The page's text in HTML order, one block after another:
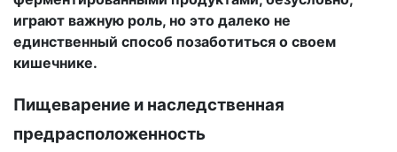
играют важную роль, но это далеко не
единственный способ позаботиться о своем
кишечнике.
Пищеварение и наследственная
предрасположенность